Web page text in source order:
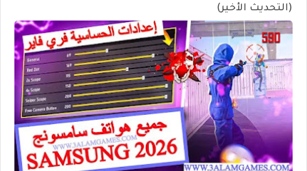
(التحديث الأخير)